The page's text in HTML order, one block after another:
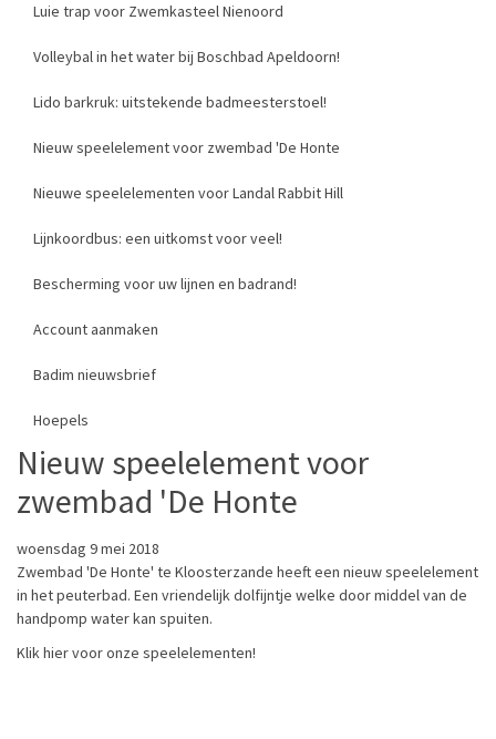
Luie trap voor Zwemkasteel Nienoord
Volleybal in het water bij Boschbad Apeldoorn!
Lido barkruk: uitstekende badmeesterstoel!
Nieuw speelelement voor zwembad 'De Honte
Nieuwe speelelementen voor Landal Rabbit Hill
Lijnkoordbus: een uitkomst voor veel!
Bescherming voor uw lijnen en badrand!
Account aanmaken
Badim nieuwsbrief
Hoepels
Nieuw speelelement voor
zwembad 'De Honte
woensdag 9 mei 2018
Zwembad 'De Honte' te Kloosterzande heeft een nieuw speelelement
in het peuterbad. Een vriendelijk dolfijntje welke door middel van de
handpomp water kan spuiten.
Klikhiervoor onze speelelementen!